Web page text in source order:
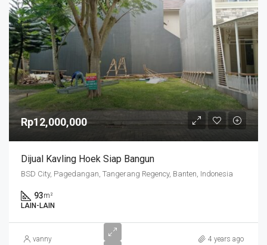
Rp12,000,000
Dijual Kavling Hoek Siap Bangun
BSD City, Pagedangan, Tangerang Regency, Banten, Indonesia
93m²
LAIN-LAIN
vanny 4 years ago